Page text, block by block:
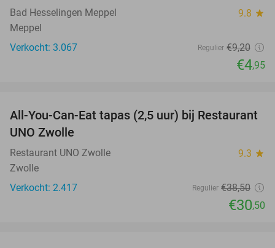
Bad Hesselingen Meppel 9.8 star
Meppel
Verkocht: 3.067
Regulier €9,20
€4,95
21%
All-You-Can-Eat tapas (2,5 uur) bij Restaurant
UNO Zwolle
Restaurant UNO Zwolle 9.3 star
Zwolle
Verkocht: 2.417
Regulier €38,50
€30,50